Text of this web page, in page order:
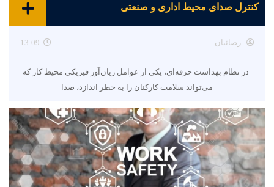
کنترل صدای محیط اداری و صنعتی
رضائیان 13:09
در نظام بهداشت حرفه‌ای، یکی از عوامل زیان‌آور فیزیکی محیط کار که
می‌تواند سلامت کارکنان را به خطر اندازد، صدا